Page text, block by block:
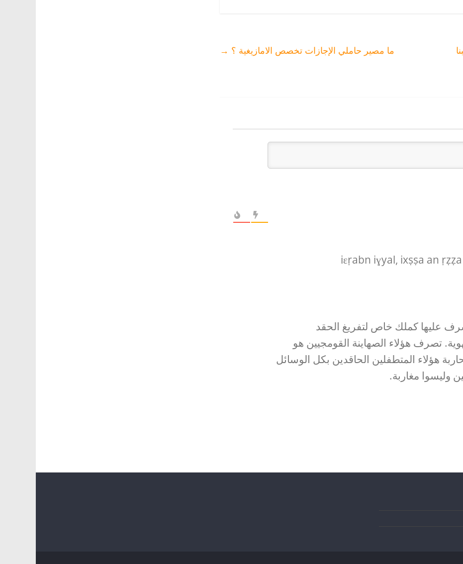
ما مصير حاملي الإجازات تخصص الامازيغية ؟ →
iɛṛabn iɣyal, ixṣṣa an
عليها كملك خاص لتفريغ الحقد
تصرف هؤلاء الصهاينة القومجيين هو
هؤلاء المتطفلين الحاقدين بكل الوسائل
وليسوا مغاربة.